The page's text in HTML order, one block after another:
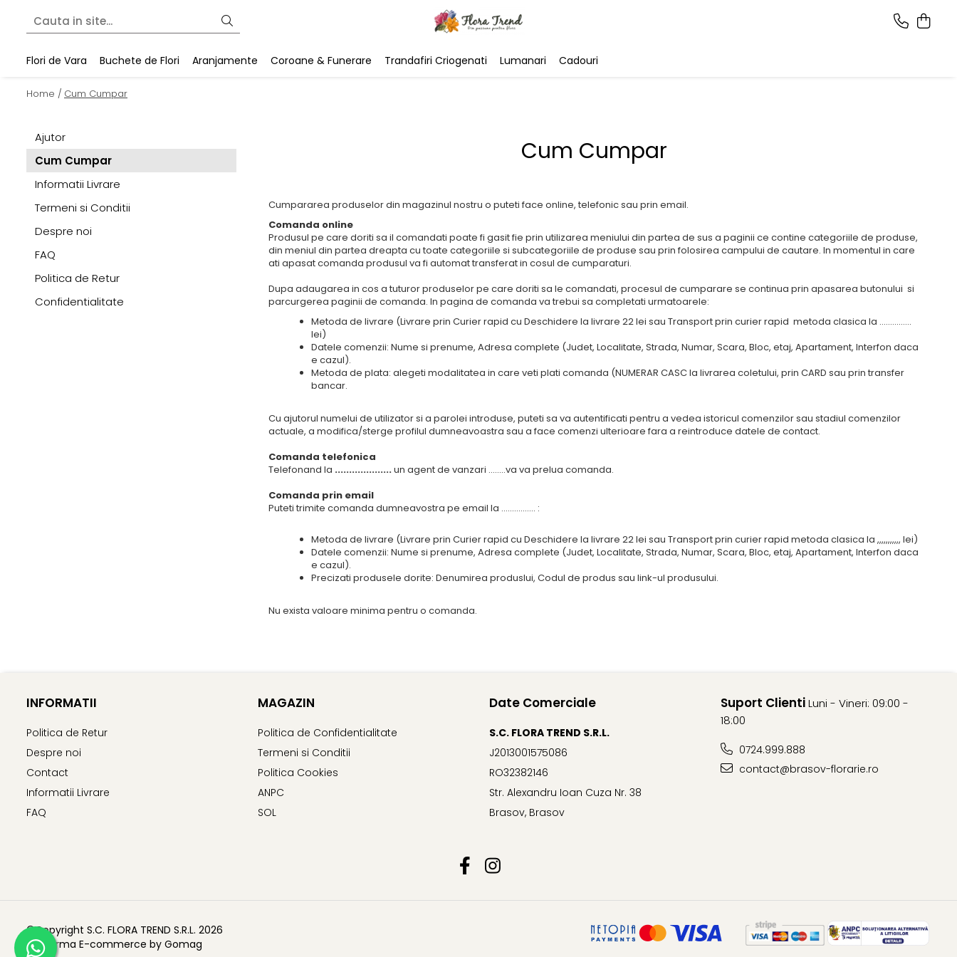
Flori de Vara Buchete de Flori Aranjamente Coroane & Funerare Trandafiri Criogenati Lumanari Cadouri
Home / Cum Cumpar
Cum Cumpar
Cumpararea produselor din magazinul nostru o puteti face online, telefonic sau prin email.
Comanda online
Produsul pe care doriti sa il comandati poate fi gasit fie prin utilizarea meniului din partea de sus a paginii ce contine categoriile de produse,
din meniul din partea dreapta cu toate categoriile si subcategoriile de produse sau prin folosirea campului de cautare. In momentul in care
ati apasat comanda produsul va fi automat transferat in cosul de cumparaturi.
Dupa adaugarea in cos a tuturor produselor pe care doriti sa le comandati, procesul de cumparare se continua prin apasarea butonului si
parcurgerea paginii de comanda. In pagina de comanda va trebui sa completati urmatoarele:
Metoda de livrare (Livrare prin Curier rapid cu Deschidere la livrare 22 lei sau Transport prin curier rapid metoda clasica la ...............
lei)
Datele comenzii: Nume si prenume, Adresa complete (Judet, Localitate, Strada, Numar, Scara, Bloc, etaj, Apartament, Interfon daca
e cazul).
Metoda de plata: alegeti modalitatea in care veti plati comanda (NUMERAR CASC la livrarea coletului, prin CARD sau prin transfer
bancar.
Cu ajutorul numelui de utilizator si a parolei introduse, puteti sa va autentificati pentru a vedea istoricul comenzilor sau stadiul comenzilor
actuale, a modifica/sterge profilul dumneavoastra sau a face comenzi ulterioare fara a reintroduce datele de contact.
Comanda telefonica
Telefonand la ....................un agent de vanzari ........va va prelua comanda.
Comanda prin email
Puteti trimite comanda dumneavostra pe email la ................ :
Metoda de livrare (Livrare prin Curier rapid cu Deschidere la livrare 22 lei sau Transport prin curier rapid metoda clasica la ,,,,,,,,,,, lei)
Datele comenzii: Nume si prenume, Adresa complete (Judet, Localitate, Strada, Numar, Scara, Bloc, etaj, Apartament, Interfon daca
e cazul).
Precizati produsele dorite: Denumirea produslui, Codul de produs sau link-ul produsului.
Nu exista valoare minima pentru o comanda.
Ajutor
Cum Cumpar
Informatii Livrare
Termeni si Conditii
Despre noi
FAQ
Politica de Retur
Confidentialitate
INFORMATII
Politica de Retur
Despre noi
Contact
Informatii Livrare
FAQ
MAGAZIN
Politica de Confidentialitate
Termeni si Conditii
Politica Cookies
ANPC
SOL
Date Comerciale
S.C. FLORA TREND S.R.L.
J2013001575086
RO32382146
Str. Alexandru Ioan Cuza Nr. 38
Brasov, Brasov
Suport ClientiLuni - Vineri: 09:00 -
18:00
0724.999.888
contact@brasov-florarie.ro
©Copyright S.C. FLORA TREND S.R.L. 2026
Platforma E-commerce by Gomag